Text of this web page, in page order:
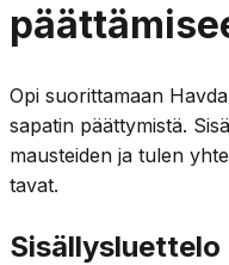
Opi suorittamaan
sapatin päättymistä.
mausteiden ja tulen
tavat.
Sisällysluettelo